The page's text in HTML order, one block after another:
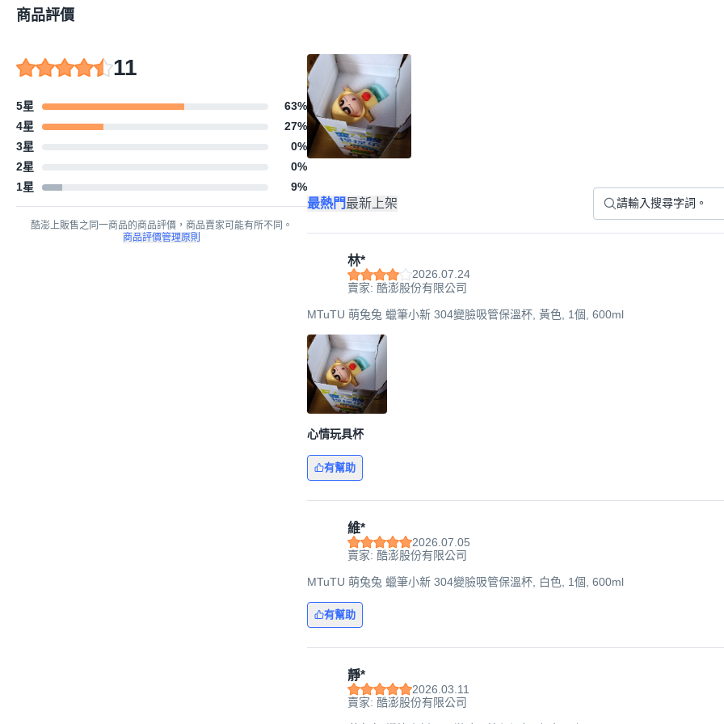
商品評價
11
5星 63%
4星
27%
3星
0%
2星
0%
1星
9%
酷澎上販售之同一商品的商品評價，商品賣家可能有所不同。
商品評價管理原則
最熱門最新上架
林*
2026.07.24
賣家: 酷澎股份有限公司
MTuTU 萌兔兔 蠟筆小新 304變臉吸管保溫杯, 黃色, 1個, 600ml
心情玩具杯
有幫助
維*
2026.07.05
賣家: 酷澎股份有限公司
MTuTU 萌兔兔 蠟筆小新 304變臉吸管保溫杯, 白色, 1個, 600ml
有幫助
靜*
2026.03.11
賣家: 酷澎股份有限公司